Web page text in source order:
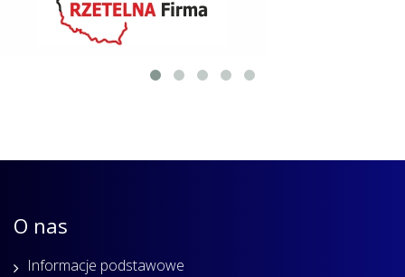
O nas
Informacje podstawowe